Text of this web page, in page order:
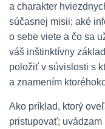
a charakter
súčasnej misii; aké
o sebe viete a čo sa
váš inštinktívny
položiť v súvislosti s
a znamením
Ako príklad, ktorý
pristupovať;